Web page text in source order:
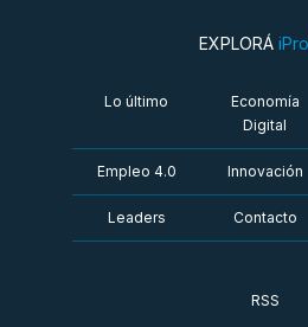
EXPLORÁ
Lo último
Economía
Digital
Empleo 4.0 Innovación
Leaders Contacto
RSS